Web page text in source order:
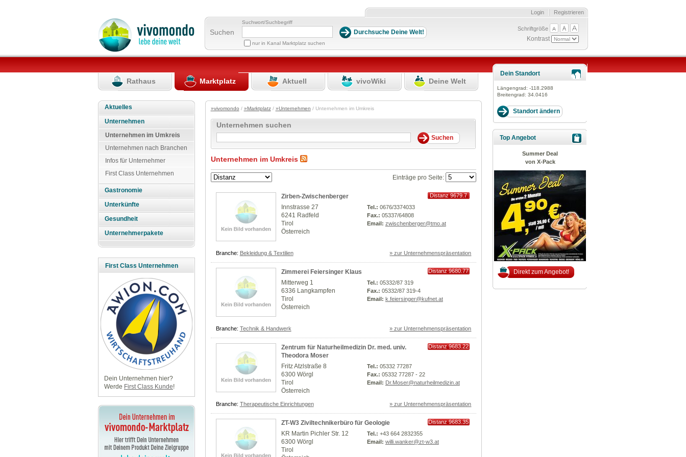
Registrieren
Login
Suchen
Suchwort/Suchbegriff
nur in Kanal Marktplatz suchen
Schriftgröße
Kontrast
Rathaus Marktplatz Aktuell vivoWiki Deine Welt
Aktuelles
Unternehmen
Unternehmen im Umkreis
Unternehmen nach Branchen
Infos für Unternehmer
First Class Unternehmen
Gastronomie
Unterkünfte
Gesundheit
Unternehmerpakete
First Class Unternehmen
Dein Unternehmen hier?
Werde First Class Kunde!
»vivomondo / »Marktplatz/ »Unternehmen / Unternehmen im Umkreis
Unternehmen suchen
Unternehmen im Umkreis
Einträge pro Seite:
Zirben-Zwischenberger
Distanz 9679.7
Innstrasse 27
6241 Radfeld
Tirol
Österreich
Tel.: 0676/3374033
Fax.: 05337/64808
Email: zwischenberger@tmo.at
Branche: Bekleidung & Textilien » zur Unternehmenspräsentation
Zimmerei Feiersinger Klaus
Distanz 9680.77
Mitterweg 1
6336 Langkampfen
Tirol
Österreich
Tel.: 05332/87 319
Fax.: 05332/87 319-4
Email: k.feiersinger@kufnet.at
Branche: Technik & Handwerk » zur Unternehmenspräsentation
Zentrum für Naturheilmedizin Dr. med. univ.
Theodora Moser
Distanz 9683.22
Fritz Atzlstraße 8
6300 Wörgl
Tirol
Österreich
Tel.: 05332 77287
Fax.: 05332 77287 - 22
Email: Dr.Moser@naturheilmedizin.at
Branche: Therapeutische Einrichtungen » zur Unternehmenspräsentation
ZT-W3 Ziviltechnikerbüro für Geologie
Distanz 9683.35
KR Martin Pichler Str. 12
6300 Wörgl
Tirol
Tel.: +43 664 2832355
Email: willi.wanker@zt-w3.at
Dein Standort
Längengrad: -118.2988
Breitengrad: 34.0416
Top Angebot
Summer Deal
von X-Pack
Direkt zum Angebot!